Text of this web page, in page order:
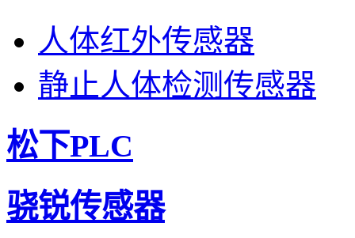
人体红外传感器
静止人体检测传感器
松下PLC
骁锐传感器